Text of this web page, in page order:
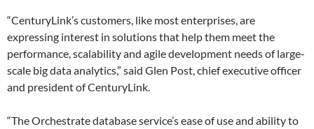
“CenturyLink’s customers, like most enterprises, are
expressing interest in solutions that help them meet the
performance, scalability and agile development needs of large-
scale big data analytics,” said Glen Post, chief executive officer
and president of CenturyLink.
“The Orchestrate database service’s ease of use and ability to